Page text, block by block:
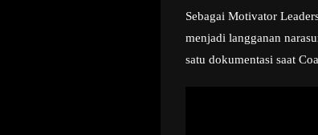
Sebagai Motivator
menjadi langganan
satu dokumentasi saat